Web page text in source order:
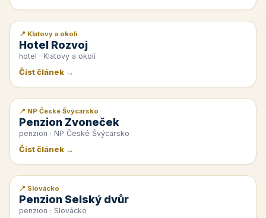
📰 PR článek
📍 Klatovy a okolí
Hotel Rozvoj
hotel · Klatovy a okolí
Číst článek →
📰 PR článek
📍 NP České Švýcarsko
Penzion Zvoneček
penzion · NP České Švýcarsko
Číst článek →
📰 PR článek
📍 Slovácko
Penzion Selský dvůr
penzion · Slovácko